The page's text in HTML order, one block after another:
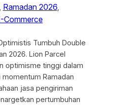
Ramadan 2026
Commerce
Tumbuh Double
2026. Lion Parcel
optimisme tinggi dalam
Ramadan
jasa pengiriman
pertumbuhan